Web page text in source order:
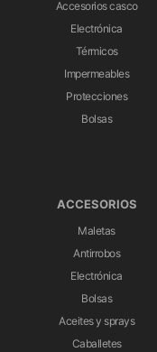
Accesorios casco
Electrónica
Térmicos
Impermeables
Protecciones
Bolsas
ACCESORIOS
Maletas
Antirrobos
Electrónica
Bolsas
Aceites y sprays
Caballetes